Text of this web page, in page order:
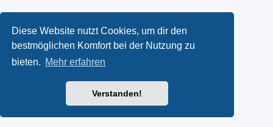
Diese Website nutzt Cookies, um dir den
bestmöglichen Komfort bei der Nutzung zu
bieten. Mehr erfahren
Verstanden!